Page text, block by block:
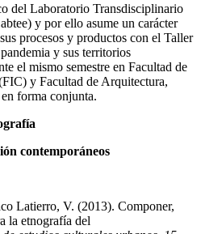
del Laboratorio Transdisciplinario
y por ello asume un carácter
procesos y productos con el Taller
y sus territorios
el mismo semestre en Facultad de
y Facultad de Arquitectura,
forma conjunta.
contemporáneos
Latierro, V. (2013). Componer,
la etnografía del